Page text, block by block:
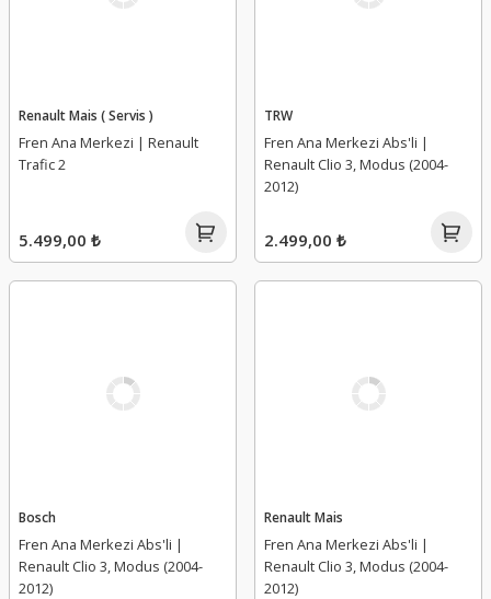
Renault Mais ( Servis )
Fren Ana Merkezi | Renault
Trafic 2
5.499,00 ₺
TRW
Fren Ana Merkezi Abs'li |
Renault Clio 3, Modus (2004-
2012)
2.499,00 ₺
Bosch
Fren Ana Merkezi Abs'li |
Renault Clio 3, Modus (2004-
2012)
Renault Mais
Fren Ana Merkezi Abs'li |
Renault Clio 3, Modus (2004-
2012)